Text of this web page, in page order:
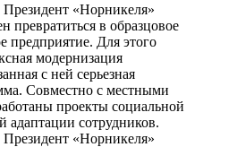
Президент «Норникеля»
превратиться в образцовое
предприятие. Для этого
модернизация
с ней серьезная
Совместно с местными
проекты социальной
адаптации сотрудников.
Президент «Норникеля»